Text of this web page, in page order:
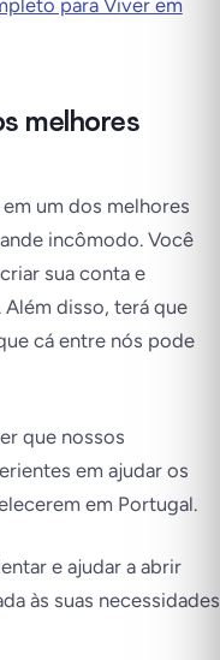
para Viver em
melhores
um dos melhores
incômodo. Você
sua conta e
disso, terá que
cá entre nós pode
que nossos
em ajudar os
em Portugal.
e ajudar a abrir
às suas necessidades